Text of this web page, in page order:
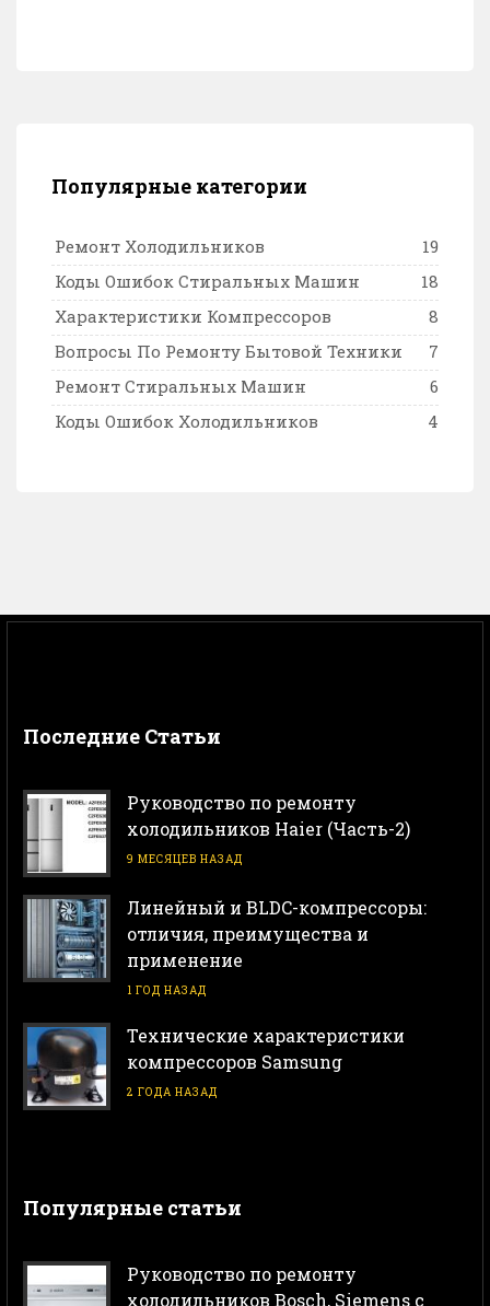
Популярные категории
Ремонт Холодильников
19
Коды Ошибок Стиральных Машин
18
Характеристики Компрессоров
8
Вопросы По Ремонту Бытовой Техники
7
Ремонт Стиральных Машин
6
Коды Ошибок Холодильников
4
Последние Статьи
Руководство по ремонту
холодильников Haier (Часть-2)
9 МЕСЯЦЕВ НАЗАД
Линейный и BLDC-компрессоры:
отличия, преимущества и
применение
1 ГОД НАЗАД
Технические характеристики
компрессоров Samsung
2 ГОДА НАЗАД
Популярные статьи
Руководство по ремонту
холодильников Bosch, Siemens с